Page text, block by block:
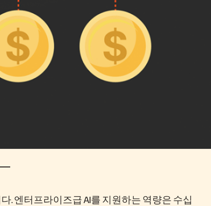
. 엔터프라이즈급 AI를 지원하는 역량은 수십